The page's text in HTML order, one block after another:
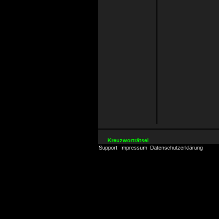
Kreuzworträtsel
Support Impressum Datenschutzerklärung